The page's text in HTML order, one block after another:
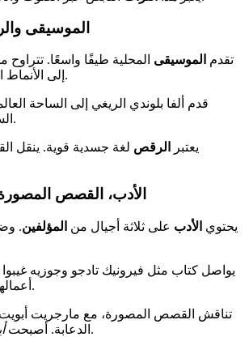
الموسيقى
تقدم الموسيقى المحلية طيفًا واسعًا. تتراوح
إلى الأنماط الحضرية مثل الزوغلو.
قدم ألفا بلوندي الريغي إلى الساحة
السلام بعيدًا عن الحدود.
يعتبر الرقص لغة جسدية قوية. ينقل
الأدب، القصص
يحتوي الأدب على ثلاثة أجيال من المؤلفين.
يواصل كتاب مثل فيرونيك تادجو وجوزيه
أعمالهم موضوعات عالمية.
تناقش القصص المصورة، مع مارجريت أبويت،
الدعابة. أصبحت مرجعًا.